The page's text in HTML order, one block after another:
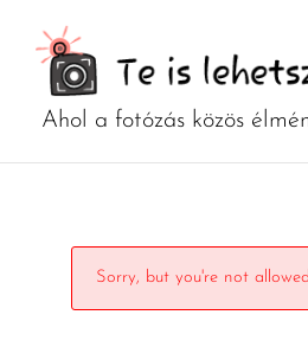
Sorry, but you're not